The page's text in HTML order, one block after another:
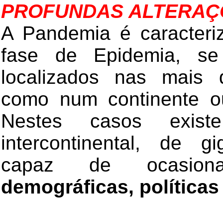
PROFUNDAS
A Pandemia é
fase de Epidemia,
localizados nas mais
como num continente
Nestes casos
intercontinental, de
capaz de
demográficas,